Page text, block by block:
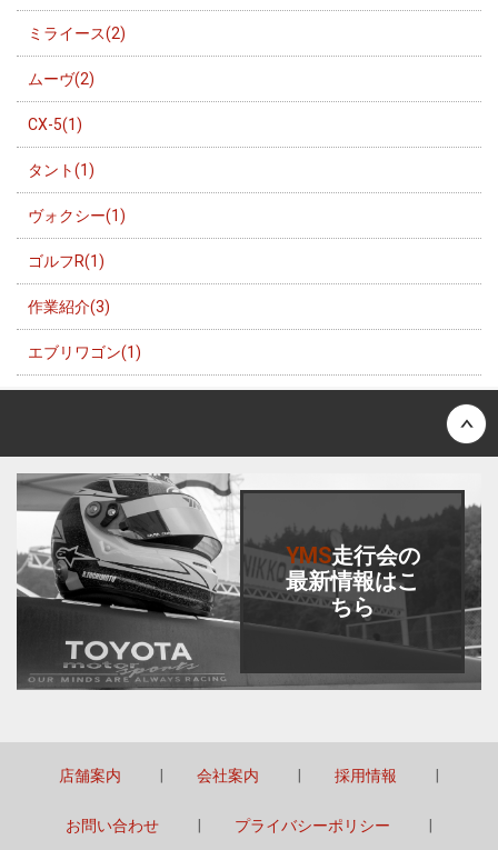
ミライース(2)
ムーヴ(2)
CX-5(1)
タント(1)
ヴォクシー(1)
ゴルフR(1)
作業紹介(3)
エブリワゴン(1)
YMS走行会の
最新情報はこ
ちら
店舗案内 会社案内 採用情報
お問い合わせ プライバシーポリシー